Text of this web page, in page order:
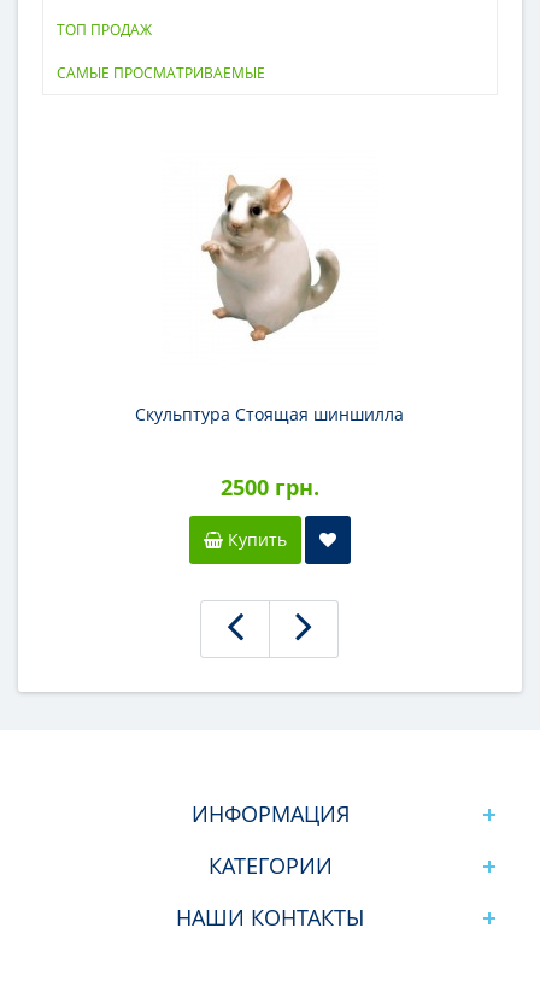
ТОП ПРОДАЖ
САМЫЕ ПРОСМАТРИВАЕМЫЕ
Скульптура Стоящая шиншилла
2500 грн.
Купить
ИНФОРМАЦИЯ
КАТЕГОРИИ
НАШИ КОНТАКТЫ